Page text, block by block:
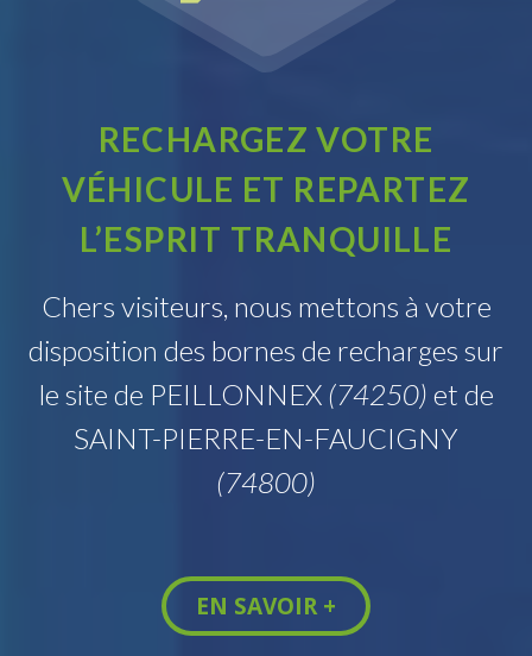
RECHARGEZ VOTRE
VÉHICULE ET REPARTEZ
L’ESPRIT TRANQUILLE
Chers visiteurs, nous mettons à votre
disposition des bornes de recharges sur
le site de PEILLONNEX (74250) et de
SAINT-PIERRE-EN-FAUCIGNY
(74800)
EN SAVOIR +